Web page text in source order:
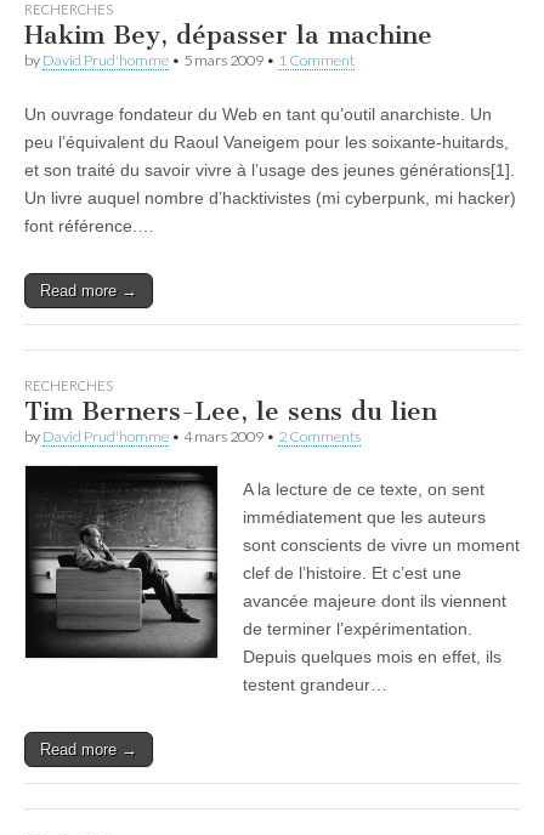
RECHERCHES
Hakim Bey, dépasser la machine
by David Prud'homme • 5 mars 2009 • 1 Comment
Un ouvrage fondateur du Web en tant qu’outil anarchiste. Un
peu l’équivalent du Raoul Vaneigem pour les soixante-huitards,
et son traité du savoir vivre à l’usage des jeunes générations[1].
Un livre auquel nombre d’hacktivistes (mi cyberpunk, mi hacker)
font référence.…
Read more →
RECHERCHES
Tim Berners-Lee, le sens du lien
by David Prud'homme • 4 mars 2009 • 2 Comments
A la lecture de ce texte, on sent
immédiatement que les auteurs
sont conscients de vivre un moment
clef de l’histoire. Et c’est une
avancée majeure dont ils viennent
de terminer l’expérimentation.
Depuis quelques mois en effet, ils
testent grandeur…
Read more →